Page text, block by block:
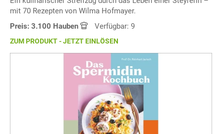
mit 70 Rezepten von Wilma Hofmayer.
Preis: 3.100 Hauben
Verfügbar: 9
ZUM PRODUKT - JETZT EINLÖSEN